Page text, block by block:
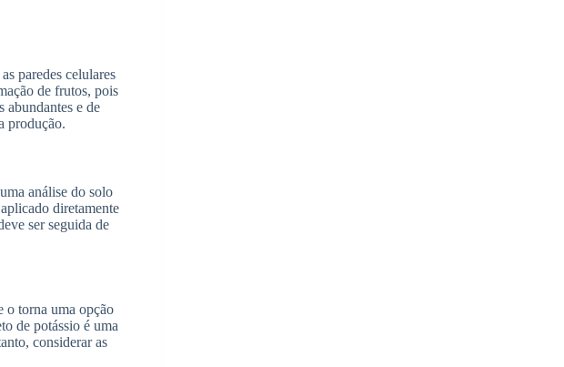
paredes celulares
de frutos, pois
abundantes e de
produção.
análise do solo
diretamente
ser seguida de
o torna uma opção
de potássio é uma
considerar as